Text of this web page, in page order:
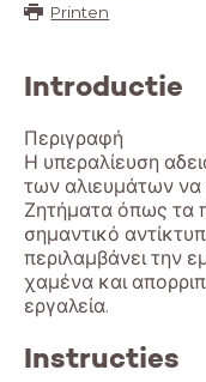
Printen
Introductie
Περιγραφή
Η υπεραλίευση
των αλιευμάτων να
Ζητήματα όπως τα
σημαντικό
περιλαμβάνει την
χαμένα και
Instructies